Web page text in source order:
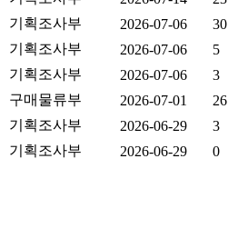
기획조사부 2026-07-06
30
기획조사부 2026-07-06
5
기획조사부 2026-07-06
3
구매물류부 2026-07-01
26
기획조사부 2026-06-29
3
기획조사부 2026-06-29 0